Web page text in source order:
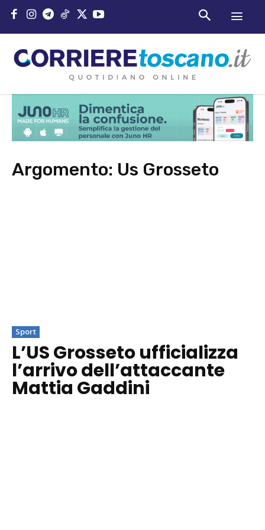
Argomento: Us Grosseto
Sport
L’US Grosseto ufficializza
l’arrivo dell’attaccante
Mattia Gaddini